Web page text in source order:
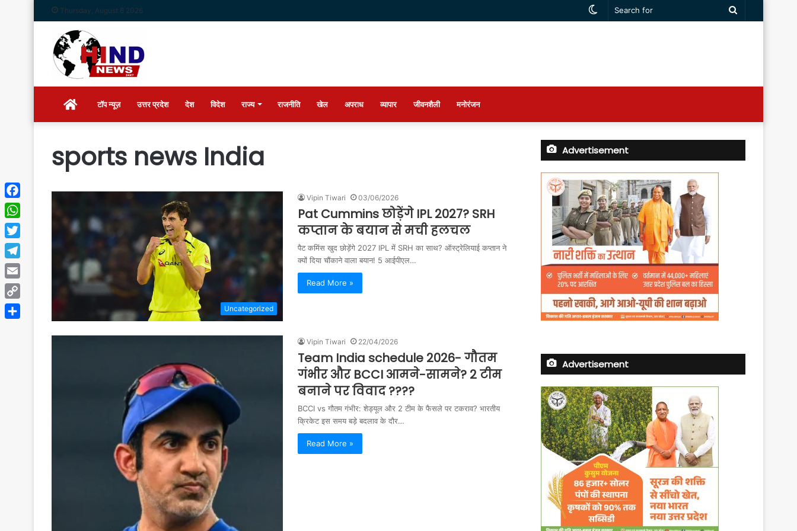
Thursday, August 6 2026
Search
Switch
Homeटॉप न्यूज़ उत्तर प्रदेश देश विदेश राज्य राजनीति खेल अपराध व्यापार जीवनशैली मनोरंजन
sports news India
Uncategorized
Vipin Tiwari 03/06/2026
Pat Cummins छोड़ेंगे IPL 2027? SRH
कप्तान के बयान से मची हलचल
पैट कमिंस खुद छोड़ेंगे 2027 IPL में SRH का साथ? ऑस्ट्रेलियाई कप्तान ने
क्यों दिया चौंकाने वाला बयान! 5 आईपीएल…
Read More »
Vipin Tiwari 22/04/2026
Team India schedule 2026- गौतम
गंभीर और BCCI आमने-सामने? 2 टीम
बनाने पर विवाद ????
BCCI vs गौतम गंभीर: शेड्यूल और 2 टीम के फैसले पर टकराव? भारतीय
क्रिकेट इस समय बड़े बदलाव के दौर…
Read More »
Advertisement
Advertisement
Facebook
WhatsApp
Twitter
Telegram
Email
Copy
Link